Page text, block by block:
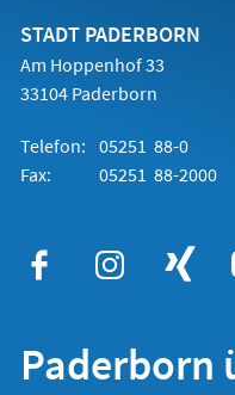
STADT PADERBORN
Am Hoppenhof 33
33104 Paderborn
Telefon: 05251 88-0
Fax:
05251 88-2000
Paderborn